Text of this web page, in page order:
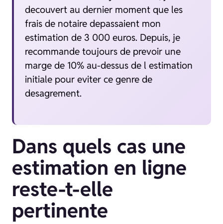
decouvert au dernier moment que les
frais de notaire depassaient mon
estimation de 3 000 euros. Depuis, je
recommande toujours de prevoir une
marge de 10% au-dessus de l estimation
initiale pour eviter ce genre de
desagrement.
Dans quels cas une
estimation en ligne
reste-t-elle
pertinente